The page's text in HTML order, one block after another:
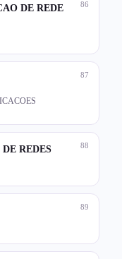
86
DE REDE
87
88
REDES
89